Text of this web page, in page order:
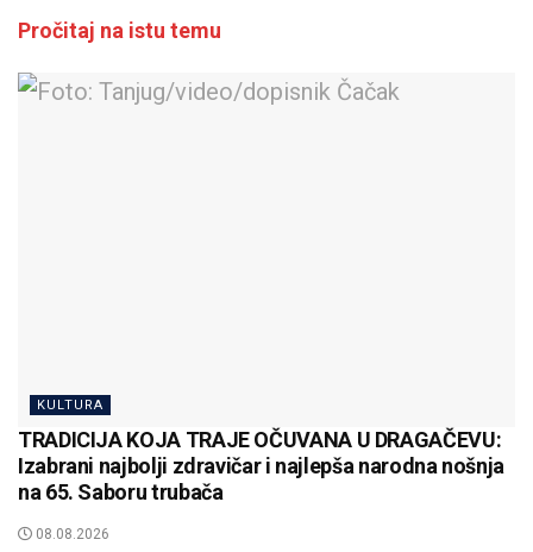
Pročitaj na istu temu
KULTURA
TRADICIJA KOJA TRAJE OČUVANA U DRAGAČEVU:
Izabrani najbolji zdravičar i najlepša narodna nošnja
na 65. Saboru trubača
08.08.2026